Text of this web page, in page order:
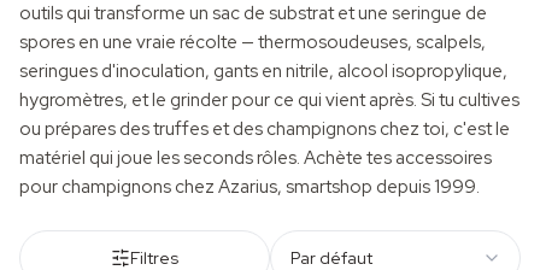
outils qui transforme un sac de substrat et une seringue de
spores en une vraie récolte — thermosoudeuses, scalpels,
seringues d'inoculation, gants en nitrile, alcool isopropylique,
hygromètres, et le grinder pour ce qui vient après. Si tu cultives
ou prépares des truffes et des champignons chez toi, c'est le
matériel qui joue les seconds rôles. Achète tes accessoires
pour champignons chez Azarius, smartshop depuis 1999.
Filtres Par défaut